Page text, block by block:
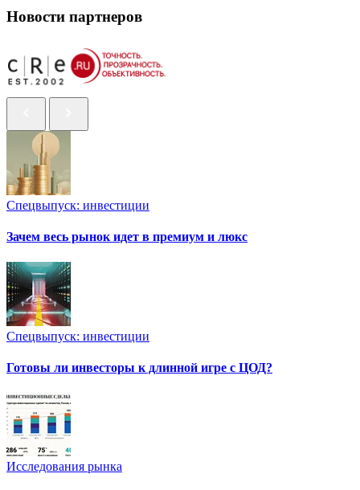
Новости партнеров
Спецвыпуск: инвестиции
Зачем весь рынок идет в премиум и люкс
Спецвыпуск: инвестиции
Готовы ли инвесторы к длинной игре с ЦОД?
Исследования рынка